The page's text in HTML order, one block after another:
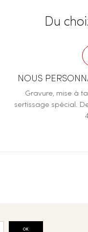
Du
NOUS
Gravure, mise à
sertissage spécial.
OK